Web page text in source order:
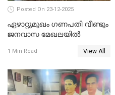
Posted On 23-12-2025
ഏഴാറ്റുമുഖം ഗണപതി വീണ്ടും
ജനവാസ മേഖലയിൽ
1 Min Read View All